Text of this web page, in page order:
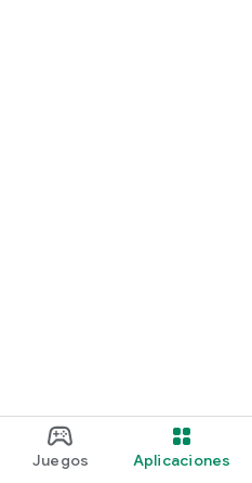
Juegos Aplicaciones